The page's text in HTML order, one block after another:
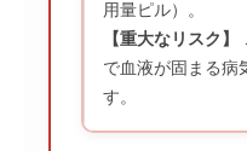
用量ピル）。
【重大なリスク】
で血液が固まる病
す。